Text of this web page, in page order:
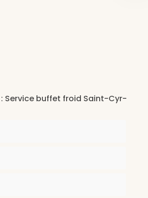
Service buffet froid Saint-Cyr-